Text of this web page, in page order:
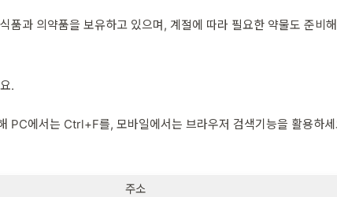
과 의약품을 보유하고 있으며, 계절에 따라 필요한 약물도 준비
.
PC에서는 Ctrl+F를, 모바일에서는 브라우저 검색기능을 활용하
주소